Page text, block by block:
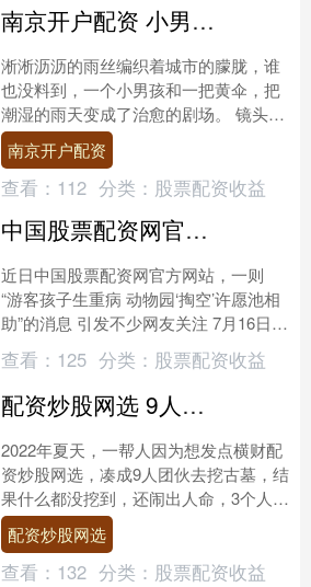
南京开户配资 小男孩冒雨举伞给金毛遮雨，狗：有一个人出现，我的世界雨突然停了_孩子_用户_来源
淅淅沥沥的雨丝编织着城市的朦胧，谁
也没料到，一个小男孩和一把黄伞，把
潮湿的雨天变成了治愈的剧场。 镜头
里，穿白T恤的小小身影踩着水洼往前
奔，黄伞在风雨里忽闪。街....
南京开户配资
查看： 112 分类： 股票配资收益
中国股票配资网官方网站 2岁重病宝宝来“退卡”，动物园“掏空”许愿池_小然_南通_孩子
近日中国股票配资网官方网站，一则
“游客孩子生重病 动物园‘掏空’许愿池相
助”的消息 引发不少网友关注 7月16日
江苏南通森林野生动物园在 社交平台表
示： 承....
查看： 125 分类： 股票配资收益
配资炒股网选 9人组团盗墓一无所获，3人中途中毒死亡！_陈泉_敖汉旗_钱大辉
2022年夏天，一帮人因为想发点横财配
资炒股网选，凑成9人团伙去挖古墓，结
果什么都没挖到，还闹出人命，3个人因
为中毒没了命。剩下的6个人一看瞒不住
了，赶紧去自首....
配资炒股网选
查看： 132 分类： 股票配资收益